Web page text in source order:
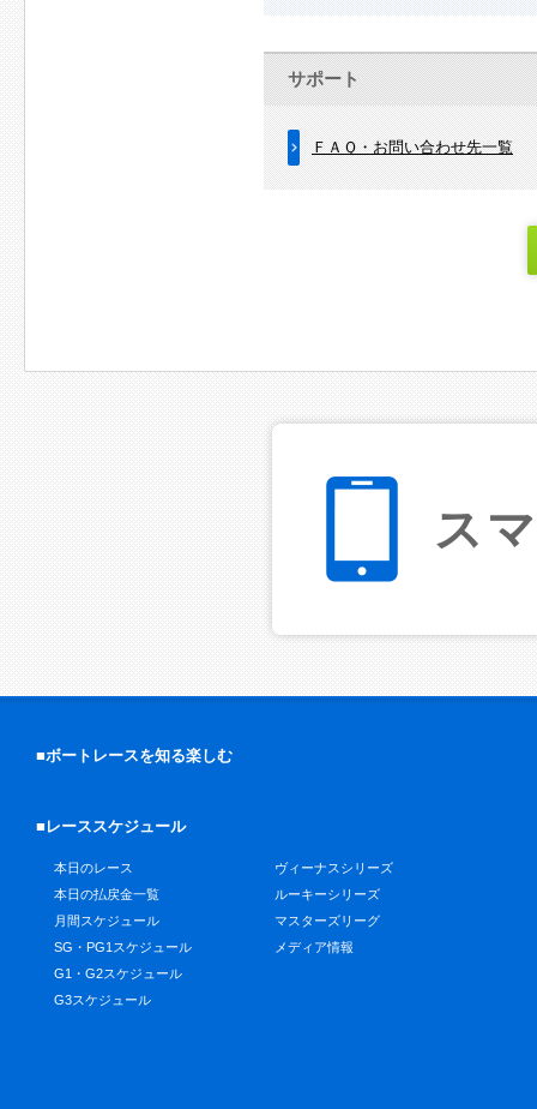
サポート
ＦＡＱ・お問い合わせ先一覧
ス
■ボートレースを知る楽しむ
■レーススケジュール
本日のレース
本日の払戻金一覧
月間スケジュール
SG・PG1スケジュール
G1・G2スケジュール
G3スケジュール
ヴィーナスシリーズ
ルーキーシリーズ
マスターズリーグ
メディア情報